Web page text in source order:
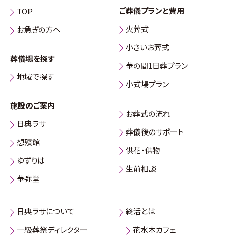
TOP
お急ぎの方へ
葬儀場を探す
地域で探す
施設のご案内
日典ラサ
想殯館
ゆずりは
華弥堂
ご葬儀プランと費用
火葬式
小さいお葬式
華の間1日葬プラン
小式場プラン
お葬式の流れ
葬儀後のサポート
供花・供物
生前相談
日典ラサについて
一級葬祭ディレクター
終活とは
花水木カフェ